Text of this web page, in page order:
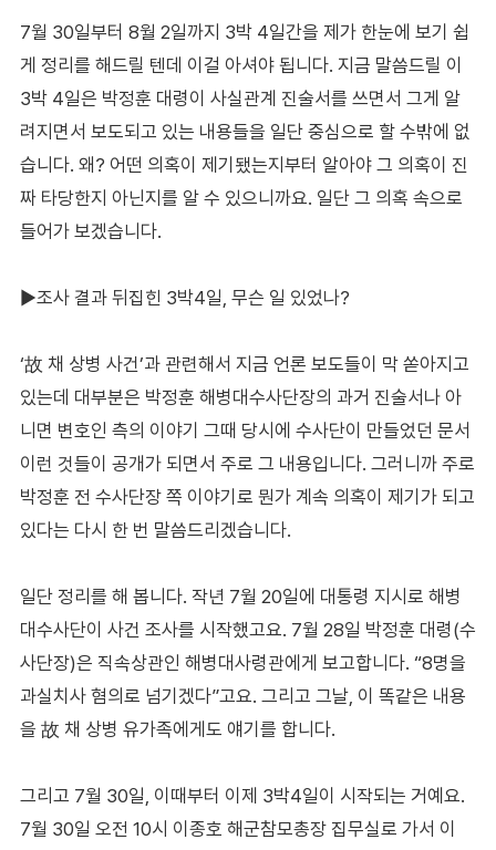
7월 30일부터 8월 2일까지 3박 4일간을 제가 한눈에 보기 쉽
게 정리를 해드릴 텐데 이걸 아셔야 됩니다. 지금 말씀드릴 이
3박 4일은 박정훈 대령이 사실관계 진술서를 쓰면서 그게 알
려지면서 보도되고 있는 내용들을 일단 중심으로 할 수밖에 없
습니다. 왜? 어떤 의혹이 제기됐는지부터 알아야 그 의혹이 진
짜 타당한지 아닌지를 알 수 있으니까요. 일단 그 의혹 속으로
들어가 보겠습니다.
▶조사 결과 뒤집힌 3박4일, 무슨 일 있었나?
‘故 채 상병 사건’과 관련해서 지금 언론 보도들이 막 쏟아지고
있는데 대부분은 박정훈 해병대수사단장의 과거 진술서나 아
니면 변호인 측의 이야기 그때 당시에 수사단이 만들었던 문서
이런 것들이 공개가 되면서 주로 그 내용입니다. 그러니까 주로
박정훈 전 수사단장 쪽 이야기로 뭔가 계속 의혹이 제기가 되고
있다는 다시 한 번 말씀드리겠습니다.
일단 정리를 해 봅니다. 작년 7월 20일에 대통령 지시로 해병
대수사단이 사건 조사를 시작했고요. 7월 28일 박정훈 대령(수
사단장)은 직속상관인 해병대사령관에게 보고합니다. “8명을
과실치사 혐의로 넘기겠다”고요. 그리고 그날, 이 똑같은 내용
을 故 채 상병 유가족에게도 얘기를 합니다.
그리고 7월 30일, 이때부터 이제 3박4일이 시작되는 거예요.
7월 30일 오전 10시 이종호 해군참모총장 집무실로 가서 이